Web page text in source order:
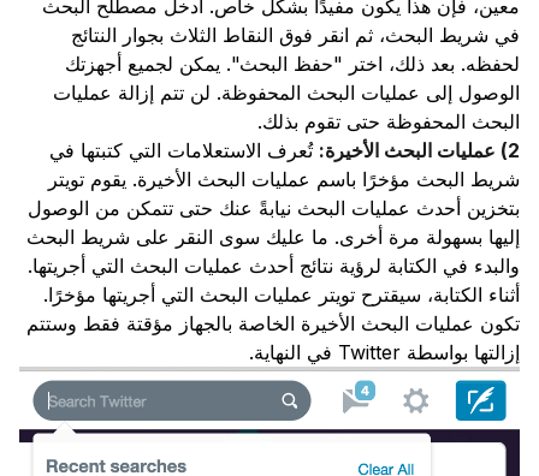
معين، فإن هذا يكون مفيدًا بشكل خاص. أدخل مصطلح البحث
في شريط البحث، ثم انقر فوق النقاط الثلاث بجوار النتائج
لحفظه. بعد ذلك، اختر "حفظ البحث". يمكن لجميع أجهزتك
الوصول إلى عمليات البحث المحفوظة. لن تتم إزالة عمليات
البحث المحفوظة حتى تقوم بذلك.
2) عمليات البحث الأخيرة:
تُعرف الاستعلامات التي كتبتها في
شريط البحث مؤخرًا باسم عمليات البحث الأخيرة. يقوم تويتر
بتخزين أحدث عمليات البحث نيابةً عنك حتى تتمكن من الوصول
إليها بسهولة مرة أخرى. ما عليك سوى النقر على شريط البحث
والبدء في الكتابة لرؤية نتائج أحدث عمليات البحث التي أجريتها.
أثناء الكتابة، سيقترح تويتر عمليات البحث التي أجريتها مؤخرًا.
تكون عمليات البحث الأخيرة الخاصة بالجهاز مؤقتة فقط وستتم
إزالتها بواسطة Twitter في النهاية.